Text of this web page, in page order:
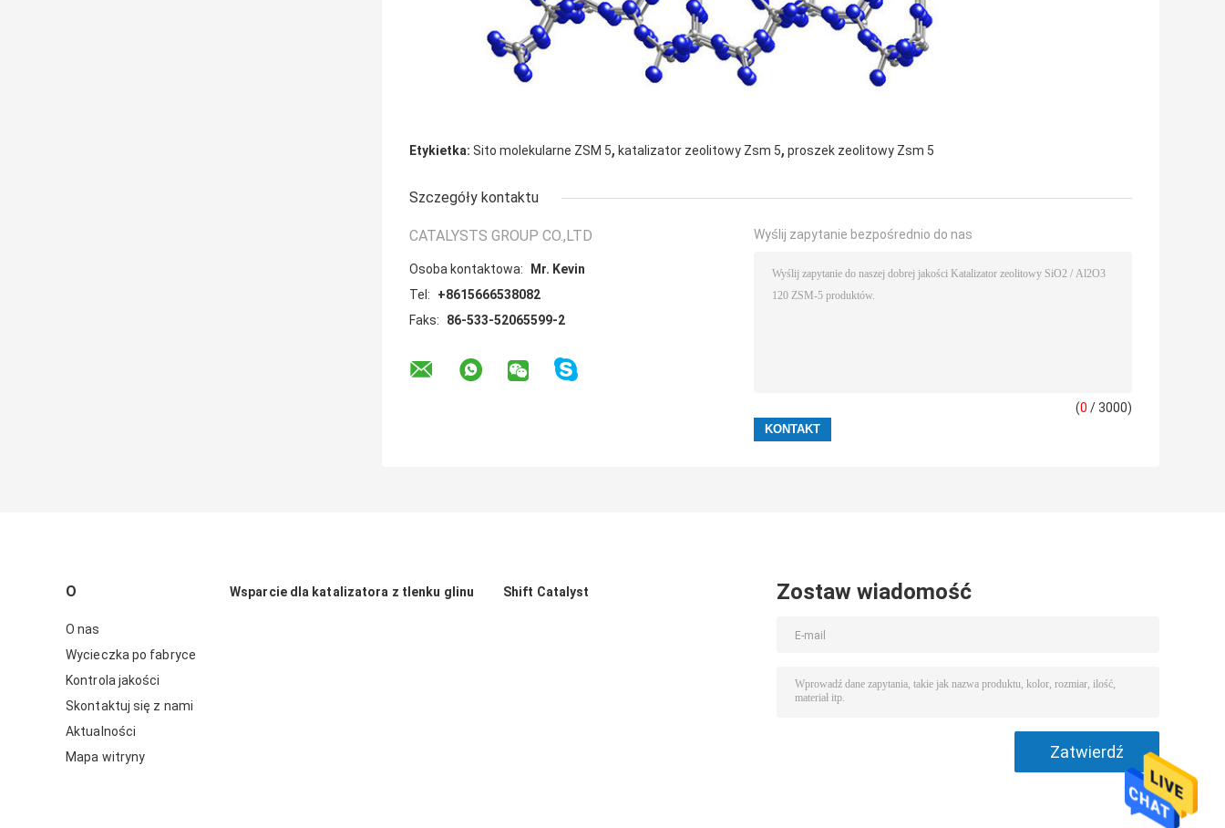
Etykietka: Sito molekularne ZSM 5, katalizator zeolitowy Zsm 5, proszek zeolitowy Zsm 5
Szczegóły kontaktu
CATALYSTS GROUP CO.,LTD
Osoba kontaktowa:
Mr. Kevin
Tel:
+8615666538082
Faks:
86-533-52065599-2
Wyślij zapytanie bezpośrednio do nas
(0 / 3000)
O
O nas
Wycieczka po fabryce
Kontrola jakości
Skontaktuj się z nami
Aktualności
Mapa witryny
Wsparcie dla katalizatora z tlenku glinu Shift Catalyst Zostaw wiadomość